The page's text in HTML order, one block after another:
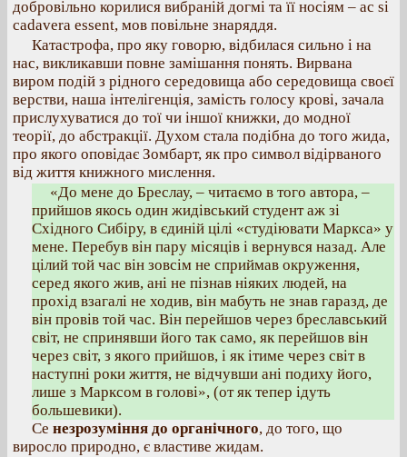
добровільно корилися вибраній догмі та її носіям – ac si
cadavera essent, мов повільне знаряддя.
Катастрофа, про яку говорю, відбилася сильно і на
нас, викликавши повне замішання понять. Вирвана
виром подій з рідного середовища або середовища своєї
верстви, наша інтелігенція, замість голосу крові, зачала
прислухуватися до тої чи іншої книжки, до модної
теорії, до абстракції. Духом стала подібна до того жида,
про якого оповідає Зомбарт, як про символ відірваного
від життя книжного мислення.
«До мене до Бреслау, – читаємо в того автора, –
прийшов якось один жидівський студент аж зі
Східного Сибіру, в єдиній цілі «студіювати Маркса» у
мене. Перебув він пару місяців і вернувся назад. Але
цілий той час він зовсім не сприймав окруження,
серед якого жив, ані не пізнав ніяких людей, на
прохід взагалі не ходив, він мабуть не знав гаразд, де
він провів той час. Він перейшов через бреславський
світ, не спринявши його так само, як перейшов він
через світ, з якого прийшов, і як ітиме через світ в
наступні роки життя, не відчувши ані подиху його,
лише з Марксом в голові», (от як тепер ідуть
большевики).
Се незрозуміння до органічного, до того, що
виросло природно, є властиве жидам.